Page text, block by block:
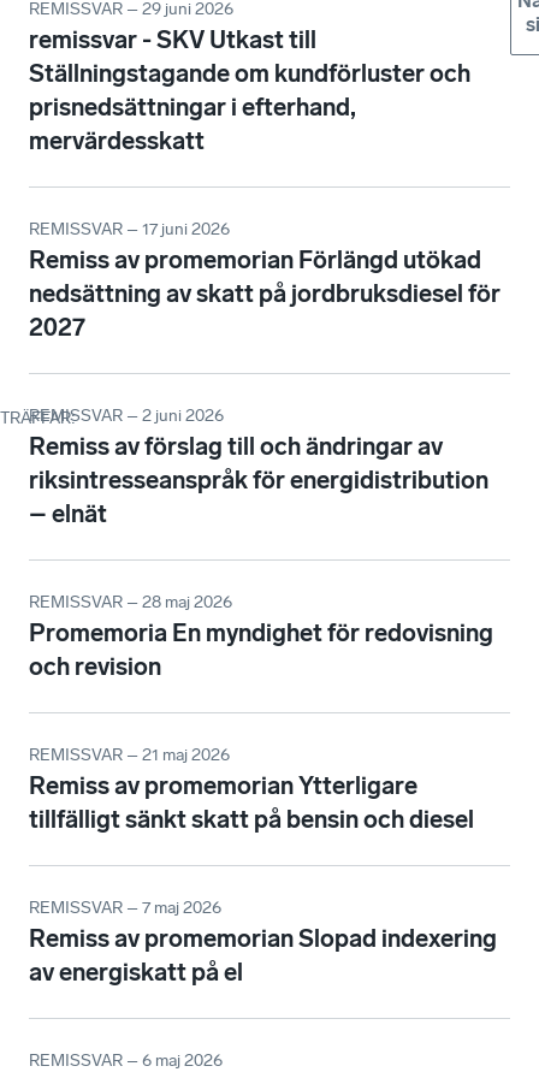
TRÄFFAR:
REMISSVAR – 29 juni 2026
remissvar - SKV Utkast till
Ställningstagande om kundförluster och
prisnedsättningar i efterhand,
mervärdesskatt
REMISSVAR – 17 juni 2026
Remiss av promemorian Förlängd utökad
nedsättning av skatt på jordbruksdiesel för
2027
REMISSVAR – 2 juni 2026
Remiss av förslag till och ändringar av
riksintresseanspråk för energidistribution
– elnät
REMISSVAR – 28 maj 2026
Promemoria En myndighet för redovisning
och revision
REMISSVAR – 21 maj 2026
Remiss av promemorian Ytterligare
tillfälligt sänkt skatt på bensin och diesel
REMISSVAR – 7 maj 2026
Remiss av promemorian Slopad indexering
av energiskatt på el
REMISSVAR – 6 maj 2026